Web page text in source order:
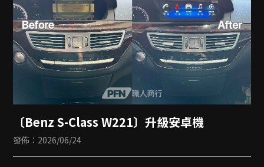
✨手把✨椅背✨腳底
〔Benz S-Class W221〕升級安卓機
發佈：2026/06/24